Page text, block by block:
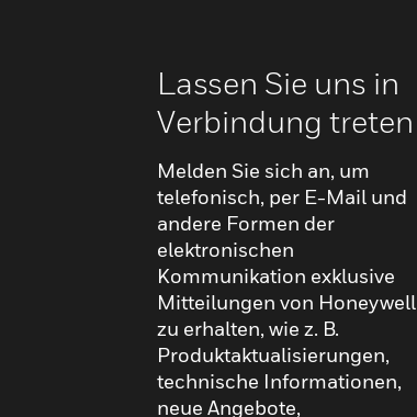
Lassen Sie uns in
Verbindung treten
Melden Sie sich an, um
telefonisch, per E-Mail und
andere Formen der
elektronischen
Kommunikation exklusive
Mitteilungen von Honeywell
zu erhalten, wie z. B.
Produktaktualisierungen,
technische Informationen,
neue Angebote,